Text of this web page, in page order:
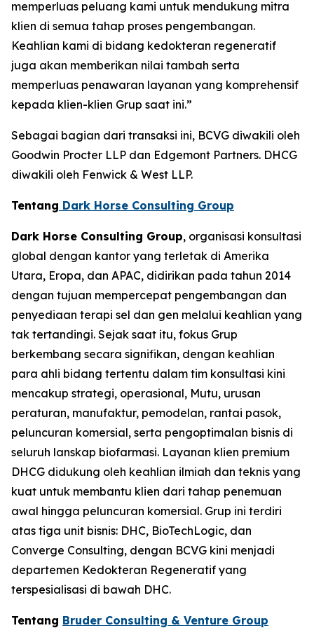
memperluas peluang kami untuk mendukung mitra
klien di semua tahap proses pengembangan.
Keahlian kami di bidang kedokteran regeneratif
juga akan memberikan nilai tambah serta
memperluas penawaran layanan yang komprehensif
kepada klien-klien Grup saat ini.”
Sebagai bagian dari transaksi ini, BCVG diwakili oleh
Goodwin Procter LLP dan Edgemont Partners. DHCG
diwakili oleh Fenwick & West LLP.
Tentang Dark Horse Consulting Group
Dark Horse Consulting Group, organisasi konsultasi
global dengan kantor yang terletak di Amerika
Utara, Eropa, dan APAC, didirikan pada tahun 2014
dengan tujuan mempercepat pengembangan dan
penyediaan terapi sel dan gen melalui keahlian yang
tak tertandingi. Sejak saat itu, fokus Grup
berkembang secara signifikan, dengan keahlian
para ahli bidang tertentu dalam tim konsultasi kini
mencakup strategi, operasional, Mutu, urusan
peraturan, manufaktur, pemodelan, rantai pasok,
peluncuran komersial, serta pengoptimalan bisnis di
seluruh lanskap biofarmasi. Layanan klien premium
DHCG didukung oleh keahlian ilmiah dan teknis yang
kuat untuk membantu klien dari tahap penemuan
awal hingga peluncuran komersial. Grup ini terdiri
atas tiga unit bisnis: DHC, BioTechLogic, dan
Converge Consulting, dengan BCVG kini menjadi
departemen Kedokteran Regeneratif yang
terspesialisasi di bawah DHC.
Tentang Bruder Consulting & Venture Group